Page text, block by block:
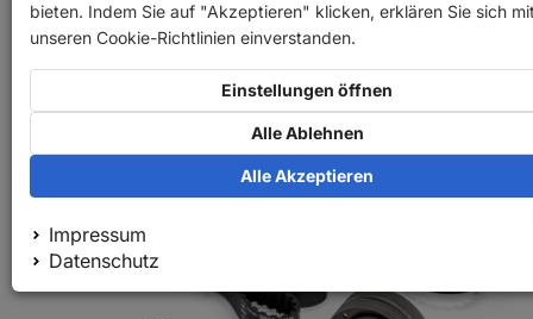
bieten. Indem Sie auf "Akzeptieren" klicken, erklären Sie sich
unseren Cookie-Richtlinien einverstanden.
Einstellungen öffnen
Alle Ablehnen
Alle Akzeptieren
Impressum
Datenschutz